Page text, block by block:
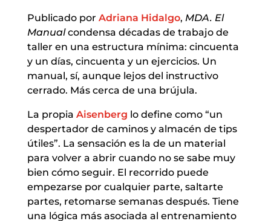
Publicado por Adriana Hidalgo, MDA. El
Manualcondensa décadas de trabajo de
taller en una estructura mínima: cincuenta
y un días, cincuenta y un ejercicios. Un
manual, sí, aunque lejos del instructivo
cerrado. Más cerca de una brújula.
La propia Aisenberg lo define como “un
despertador de caminos y almacén de tips
útiles”. La sensación es la de un material
para volver a abrir cuando no se sabe muy
bien cómo seguir. El recorrido puede
empezarse por cualquier parte, saltarte
partes, retomarse semanas después. Tiene
una lógica más asociada al entrenamiento